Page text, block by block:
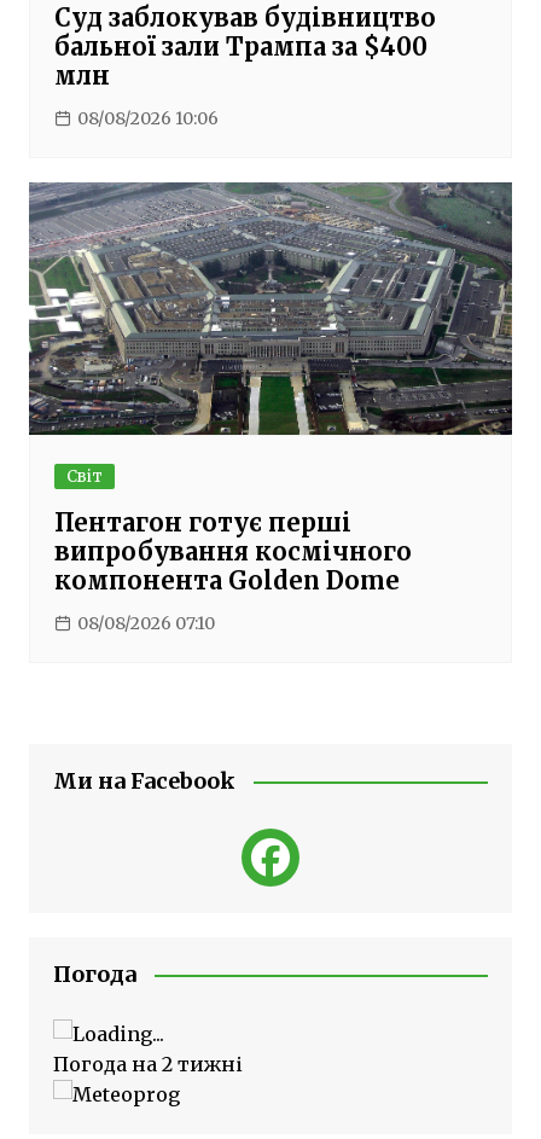
Суд заблокував будівництво
бальної зали Трампа за $400
млн
08/08/2026 10:06
Світ
Пентагон готує перші
випробування космічного
компонента Golden Dome
08/08/2026 07:10
Ми на Facebook
Погода
Погода на 2 тижні